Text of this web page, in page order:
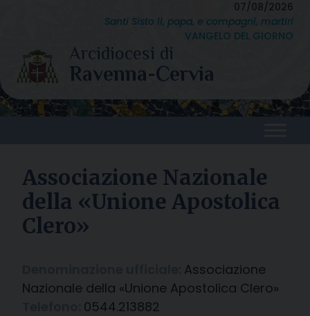
content
07/08/2026
Santi Sisto II, papa, e compagni, martiri
VANGELO DEL GIORNO
Associazione Nazionale
della «Unione Apostolica
Clero»
Associazione
Nazionale della «Unione Apostolica Clero»
0544.213882